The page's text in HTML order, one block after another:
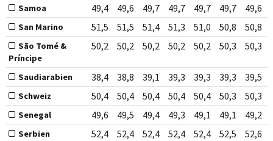
Samoa 49,4 49,6 49,7 49,7 49,7 49,7 49,6
San Marino 51,5 51,5 51,4 51,3 51,0 50,8 50,8
São Tomé &
Príncipe
50,2 50,2 50,2 50,2 50,2 50,3 50,3
Saudiarabien 38,4 38,8 39,1 39,3 39,3 39,3 39,5
Schweiz 50,4 50,4 50,4 50,4 50,4 50,3 50,3
Senegal 49,6 49,5 49,4 49,3 49,1 49,1 49,2
Serbien 52,4 52,4 52,4 52,4 52,4 52,5 52,6